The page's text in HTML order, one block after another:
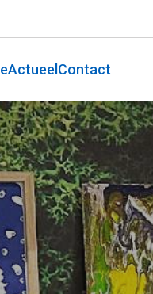
Actueel Contact